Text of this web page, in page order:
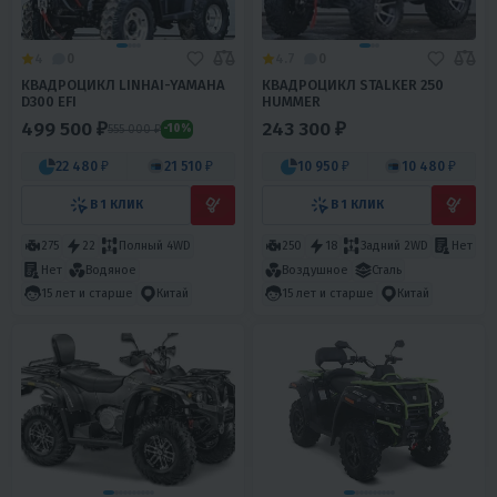
КВАДРОЦИКЛ LINHAI-YAMAHA
D300 EFI
499 500 ₽555 000 ₽ -10%
22 480 ₽ 21 510 ₽
В 1 КЛИК
275 22
Полный 4WD
Нет
Водяное
15 лет и старше
Китай
КВАДРОЦИКЛ STALKER 250
HUMMER
243 300 ₽
10 950 ₽ 10 480 ₽
В 1 КЛИК
250 18 Задний 2WD
Нет
Воздушное
Сталь
15 лет и старше
Китай